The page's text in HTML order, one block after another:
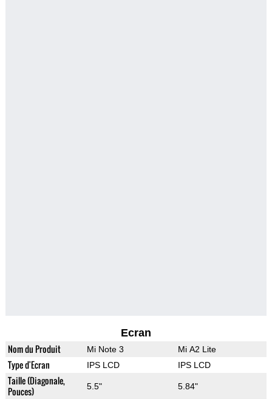
Ecran
Nom du Produit Mi Note 3 Mi A2 Lite
Type d'Ecran IPS LCD IPS LCD
Taille (Diagonale,
Pouces)
5.5" 5.84"